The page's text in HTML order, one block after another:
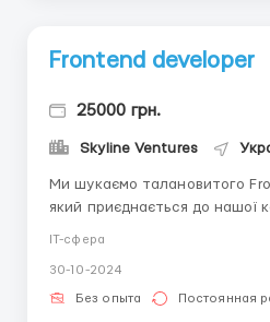
Frontend developer
25000 грн.
Skyline Ventures
Ми шукаємо талановитого
який приєднається до нашої
розв'язання задач і бажаєте
підтримуючій атмосфері, ми
IT-сфера
30-10-2024
Без опыта Постоянная